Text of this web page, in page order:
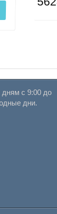
с 9:00 до
дни.